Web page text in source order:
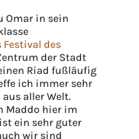
Omar in sein
Festival des
der Stadt
Riad fußläufig
ich immer sehr
aller Welt.
Maddo hier im
ein sehr guter
wir sind